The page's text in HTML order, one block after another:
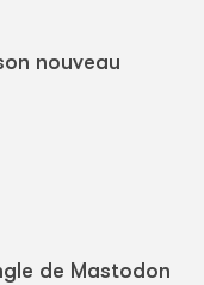
nouveau
de Mastodon